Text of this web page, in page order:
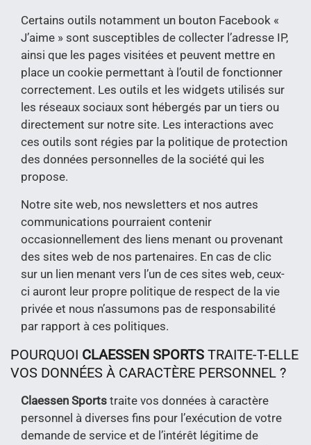
Certains outils notamment un bouton Facebook «
J’aime » sont susceptibles de collecter l’adresse IP,
ainsi que les pages visitées et peuvent mettre en
place un cookie permettant à l’outil de fonctionner
correctement. Les outils et les widgets utilisés sur
les réseaux sociaux sont hébergés par un tiers ou
directement sur notre site. Les interactions avec
ces outils sont régies par la politique de protection
des données personnelles de la société qui les
propose.
Notre site web, nos newsletters et nos autres
communications pourraient contenir
occasionnellement des liens menant ou provenant
des sites web de nos partenaires. En cas de clic
sur un lien menant vers l’un de ces sites web, ceux-
ci auront leur propre politique de respect de la vie
privée et nous n’assumons pas de responsabilité
par rapport à ces politiques.
POURQUOI CLAESSEN SPORTS TRAITE-T-ELLE
VOS DONNÉES À CARACTÈRE PERSONNEL ?
Claessen Sports traite vos données à caractère
personnel à diverses fins pour l’exécution de votre
demande de service et de l’intérêt légitime de